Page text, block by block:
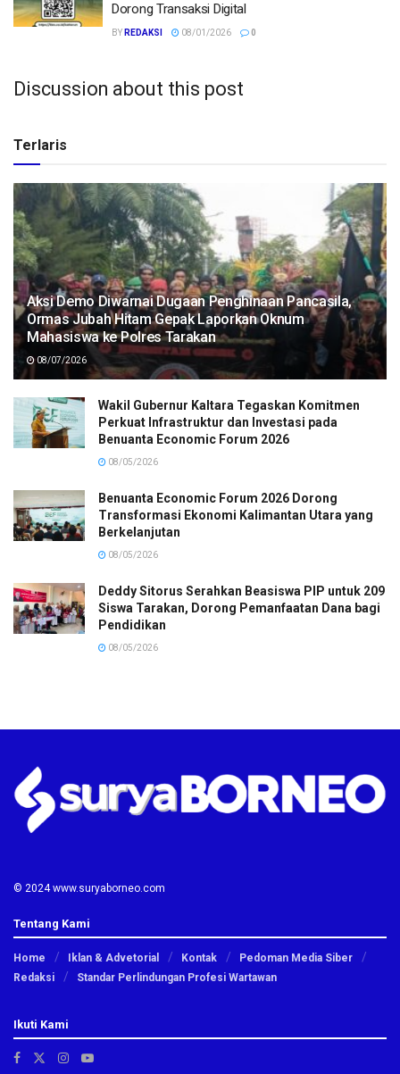
Dorong Transaksi Digital
BY REDAKSI 08/01/2026 0
Discussion about this post
Terlaris
Aksi Demo Diwarnai Dugaan Penghinaan Pancasila,
Ormas Jubah Hitam Gepak Laporkan Oknum
Mahasiswa ke Polres Tarakan
08/07/2026
Wakil Gubernur Kaltara Tegaskan Komitmen
Perkuat Infrastruktur dan Investasi pada
Benuanta Economic Forum 2026
08/05/2026
Benuanta Economic Forum 2026 Dorong
Transformasi Ekonomi Kalimantan Utara yang
Berkelanjutan
08/05/2026
Deddy Sitorus Serahkan Beasiswa PIP untuk 209
Siswa Tarakan, Dorong Pemanfaatan Dana bagi
Pendidikan
08/05/2026
© 2024 www.suryaborneo.com
Tentang Kami
Home Iklan & Advetorial Kontak
Pedoman Media Siber
Redaksi
Standar Perlindungan Profesi Wartawan
Ikuti Kami